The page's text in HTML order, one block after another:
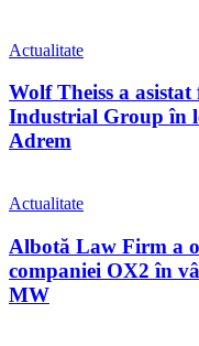
Actualitate
Wolf Theiss a
Industrial Group în
Adrem
Actualitate
Albotă Law Firm a
companiei OX2 în
MW